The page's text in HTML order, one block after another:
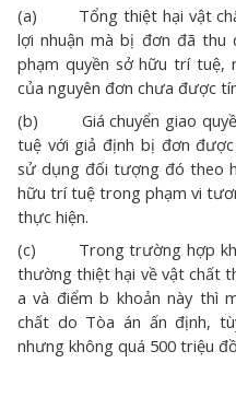
(a) Tổng thiệt hại vật chất
lợi nhuận mà bị đơn đã thu
phạm quyền sở hữu trí tuệ,
của nguyên đơn chưa được
(b) Giá chuyển giao
tuệ với giả định bị đơn được
sử dụng đối tượng đó theo
hữu trí tuệ trong phạm vi
thực hiện.
(c) Trong trường hợp
thường thiệt hại về vật chất
a và điểm b khoản này thì
chất do Tòa án ấn định,
nhưng không quá 500 triệu